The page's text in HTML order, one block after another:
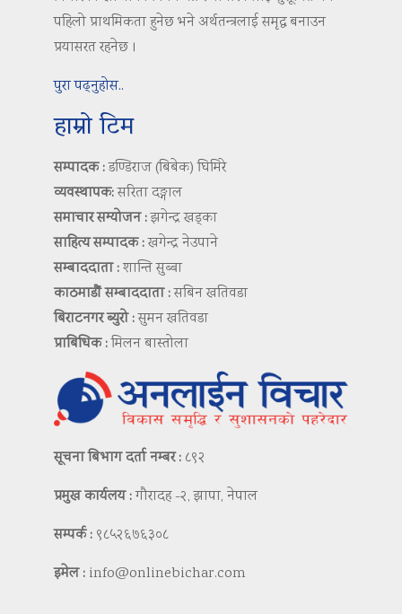
पहिलो प्राथमिकता हुनेछ भने अर्थतन्त्रलाई समृद्ध बनाउन
प्रयासरत रहनेछ ।
पुरा पढ्नुहोस..
हाम्रो टिम
सम्पादक :डण्डिराज (बिबेक) घिमिरे
व्यवस्थापक:सरिता दङ्गाल
समाचार सम्योजन :झगेन्द्र खड्का
साहित्य सम्पादक :खगेन्द्र नेउपाने
सम्बाददाता :शान्ति सुब्बा
काठमाडौं सम्बाददाता :सबिन खतिवडा
बिराटनगर ब्युरो :सुमन खतिवडा
प्राबिधिक :मिलन बास्तोला
सूचना बिभाग दर्ता नम्बर : ८९२
प्रमुख कार्यलय :गौरादह -२, झापा, नेपाल
सम्पर्क : ९८५२६७६३०८
इमेल : info@onlinebichar.com